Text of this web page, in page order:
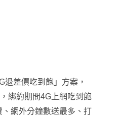
退差價吃到飽」方案，
綁約期間4G上網吃到飽
網外分鐘數送最多、打